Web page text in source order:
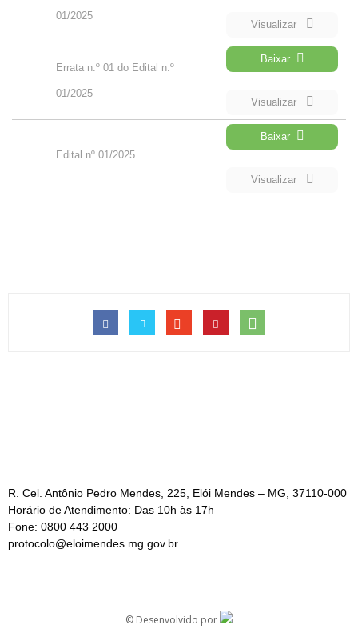
01/2025
Visualizar
Errata n.º 01 do Edital n.º
01/2025
Baixar
Visualizar
Edital nº 01/2025
Baixar
Visualizar
R. Cel. Antônio Pedro Mendes, 225, Elói Mendes – MG, 37110-000
Horário de Atendimento: Das 10h às 17h
Fone: 0800 443 2000
protocolo@eloimendes.mg.gov.br
© Desenvolvido por